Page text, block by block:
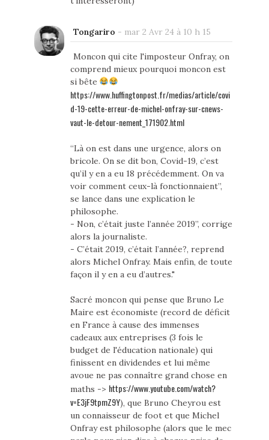
Tongariro - mar 2 Avr 24 à 10 h 15
Moncon qui cite l'imposteur Onfray, on
comprend mieux pourquoi moncon est
si bête
https://www.huffingtonpost.fr/medias/article/covi
d-19-cette-erreur-de-michel-onfray-sur-cnews-
vaut-le-detour-nement_171902.html
“Là on est dans une urgence, alors on
bricole. On se dit bon, Covid-19, c’est
qu’il y en a eu 18 précédemment. On va
voir comment ceux-là fonctionnaient”,
se lance dans une explication le
philosophe.
- Non, c’était juste l’année 2019”, corrige
alors la journaliste.
- C’était 2019, c’était l’année?, reprend
alors Michel Onfray. Mais enfin, de toute
façon il y en a eu d’autres."
Sacré moncon qui pense que Bruno Le
Maire est économiste (record de déficit
en France à cause des immenses
cadeaux aux entreprises (3 fois le
budget de l'éducation nationale) qui
finissent en dividendes et lui même
avoue ne pas connaître grand chose en
maths -> https://www.youtube.com/watch?
v=E3jF9tpmZ9Y), que Bruno Cheyrou est
un connaisseur de foot et que Michel
Onfray est philosophe (alors que le mec